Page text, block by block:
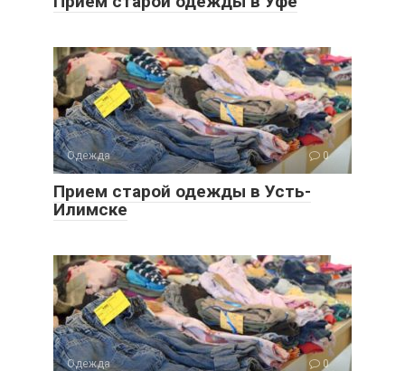
Одежда 0
Прием старой одежды в Усть-
Илимске
Одежда 0